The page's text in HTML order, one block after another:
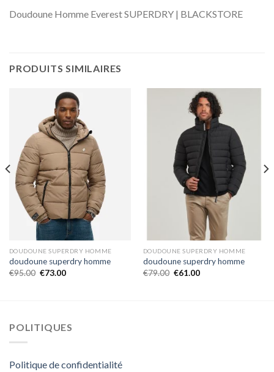
Doudoune Homme Everest SUPERDRY | BLACKSTORE
PRODUITS SIMILAIRES
DOUDOUNE SUPERDRY HOMME
doudoune superdry homme
€95.00 €73.00
DOUDOUNE SUPERDRY HOMME
doudoune superdry homme
€79.00 €61.00
POLITIQUES
Politique de confidentialité